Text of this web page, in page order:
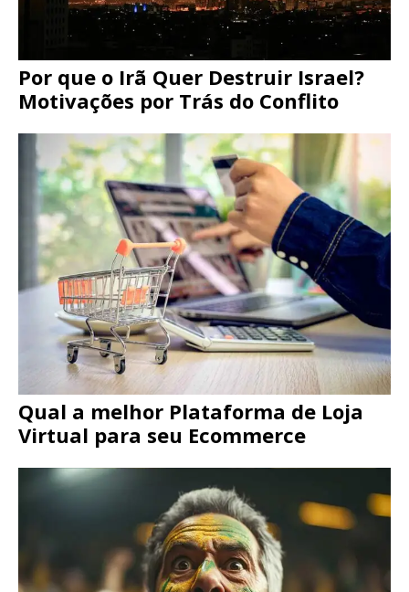
Por que o Irã Quer Destruir Israel?
Motivações por Trás do Conflito
Qual a melhor Plataforma de Loja
Virtual para seu Ecommerce